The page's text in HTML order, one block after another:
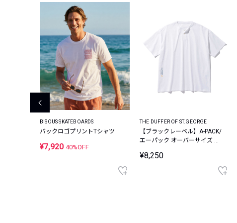
BISOUS SKATEBOARDS
バックロゴプリントTシャツ
¥7,920 40%OFF
THE DUFFER OF ST.GEORGE
【ブラックレーベル】A-PACK/
エーパック オーバーサイズ ヘ
¥8,250